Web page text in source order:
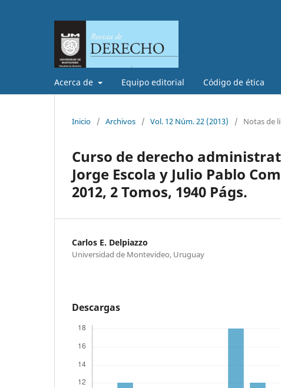
Acerca de Equipo editorial Código de ética
Inicio / Archivos / Vol. 12 Núm. 22 (2013) / Notas de
Curso de derecho
Jorge Escola y Julio Pablo
2012, 2 Tomos, 1940 Págs.
Carlos E. Delpiazzo
Universidad de Montevideo, Uruguay
Descargas